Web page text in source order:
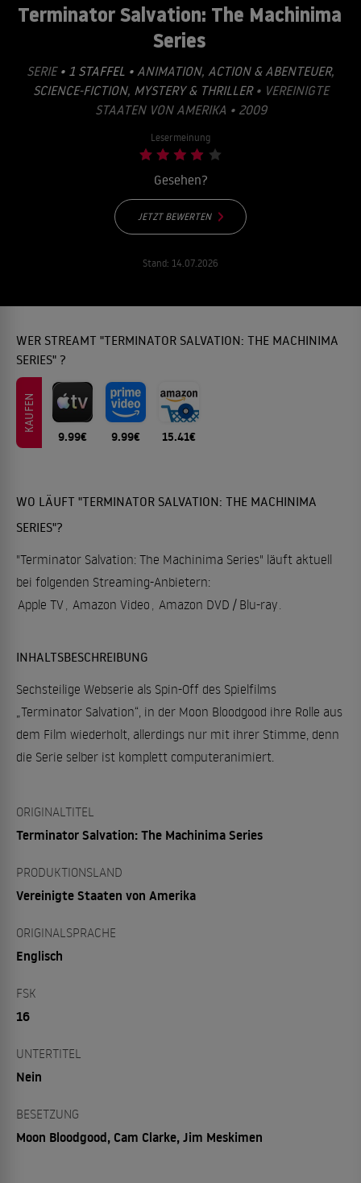
Terminator Salvation: The Machinima
Series
SERIE • 1 STAFFEL • ANIMATION, ACTION & ABENTEUER,
SCIENCE-FICTION, MYSTERY & THRILLER• VEREINIGTE
STAATEN VON AMERIKA • 2009
Lesermeinung
Gesehen?
JETZT BEWERTEN
Stand: 14.07.2026
WER STREAMT "TERMINATOR SALVATION: THE MACHINIMA
SERIES" ?
KAUFEN
9.99€ 9.99€ 15.41€
WO LÄUFT "TERMINATOR SALVATION: THE MACHINIMA
SERIES"?
"Terminator Salvation: The Machinima Series" läuft aktuell
bei folgenden Streaming-Anbietern:
Apple TV, Amazon Video , Amazon DVD / Blu-ray.
INHALTSBESCHREIBUNG
Sechsteilige Webserie als Spin-Off des Spielfilms
„Terminator Salvation“, in der Moon Bloodgood ihre Rolle aus
dem Film wiederholt, allerdings nur mit ihrer Stimme, denn
die Serie selber ist komplett computeranimiert.
ORIGINALTITEL
Terminator Salvation: The Machinima Series
PRODUKTIONSLAND
Vereinigte Staaten von Amerika
ORIGINALSPRACHE
Englisch
FSK
16
UNTERTITEL
Nein
BESETZUNG
Moon Bloodgood, Cam Clarke, Jim Meskimen